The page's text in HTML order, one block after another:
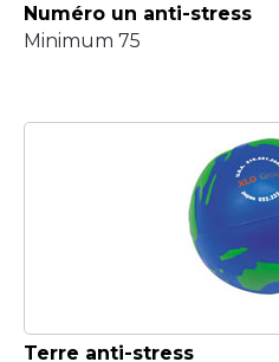
Numéro un anti-stress
Minimum 75
Terre anti-stress